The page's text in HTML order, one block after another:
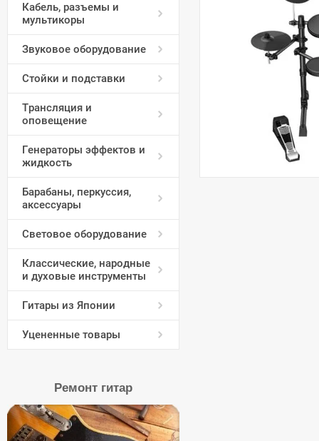
Кабель, разъемы и
мультикоры
Звуковое оборудование
Стойки и подставки
Трансляция и
оповещение
Генераторы эффектов и
жидкость
Барабаны, перкуссия,
аксессуары
Световое оборудование
Классические, народные
и духовые инструменты
Гитары из Японии
Уцененные товары
Ремонт гитар